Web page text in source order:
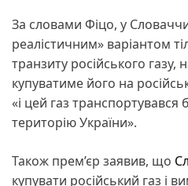
За словами Фіцо, у
реалістичним» варіантом
транзиту російського
купуватиме його на
«і цей газ
територію України».
Також прем’єр заявив, що
купувати російський газ і